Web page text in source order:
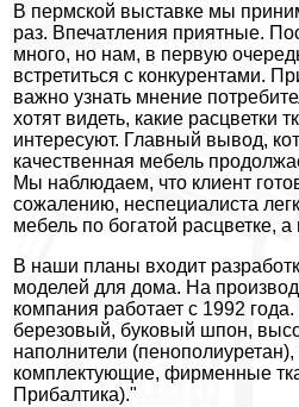
В пермской выставке мы
раз. Впечатления приятные.
много, но нам, в первую
встретиться с конкурентами.
важно узнать мнение
хотят видеть, какие расцветки
интересуют. Главный вывод,
качественная мебель
Мы наблюдаем, что клиент
сожалению, неспециалиста
мебель по богатой расцветке,
В наши планы входит
моделей для дома. На
компания работает с 1992
березовый, буковый шпон,
наполнители
комплектующие, фирменные
Прибалтика)."